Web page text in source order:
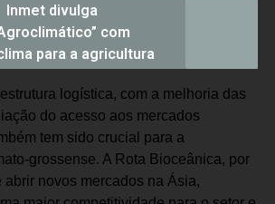
Inmet divulga
com
para a agricultura
logística, com a melhoria das
do acesso aos mercados
tem sido crucial para a
grossense. A Rota Bioceânica, por
abrir novos mercados na Ásia,